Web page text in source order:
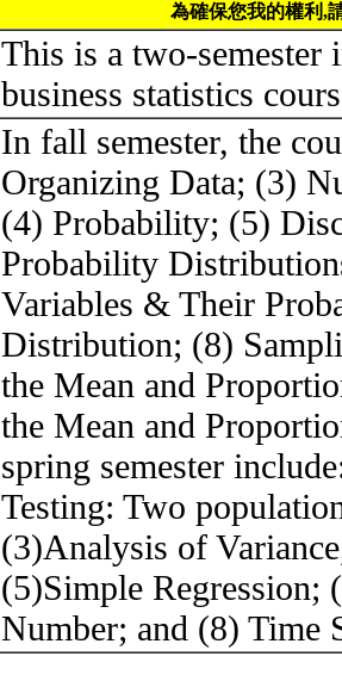
為確保您我的權利,
This is a two-semester
business statistics
In fall semester, the
Organizing Data; (3)
(4) Probability; (5)
Probability
Variables & Their
Distribution; (8)
the Mean and
the Mean and
spring semester
Testing: Two
(3)Analysis of
(5)Simple
Number; and (8) Time